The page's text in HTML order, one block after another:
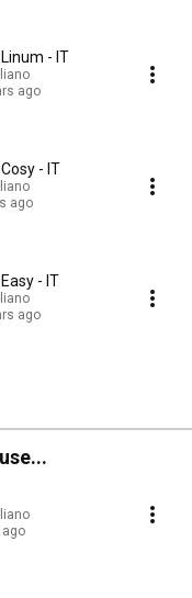
- IT
ago
- IT
ago
- IT
ago
ago